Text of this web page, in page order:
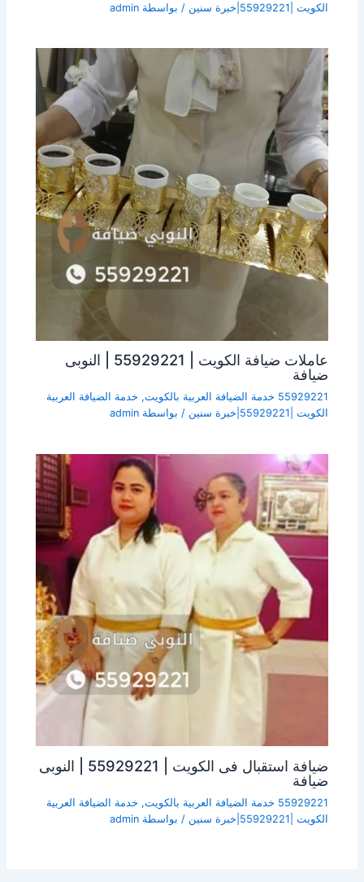
الكويت |55929221|خبرة سنين
/ بواسطة admin
عاملات ضيافة الكويت | 55929221 | النوبى
ضيافة
55929221 خدمة الضيافة العربية بالكويت , خدمة الضيافة العربية
الكويت |55929221|خبرة سنين
/ بواسطة admin
ضيافة استقبال فى الكويت | 55929221 | النوبى
ضيافة
55929221 خدمة الضيافة العربية بالكويت , خدمة الضيافة العربية
الكويت |55929221|خبرة سنين
/ بواسطة admin